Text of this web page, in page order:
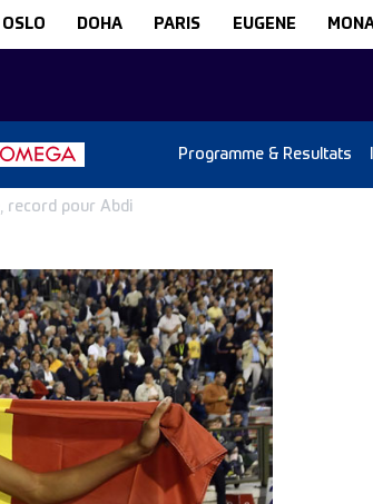
OSLO DOHA PARIS EUGENE
Programme & Resultats
record pour Abdi